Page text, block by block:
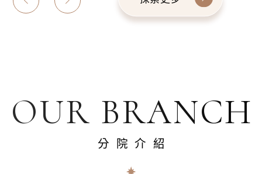
OUR BRANCH
分院介紹